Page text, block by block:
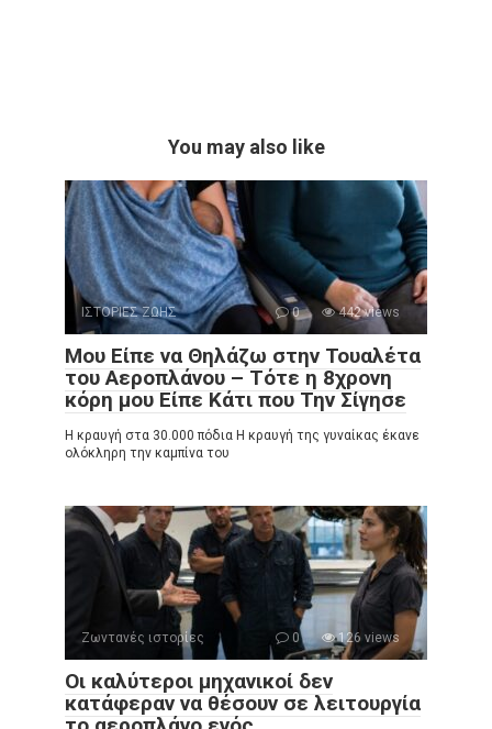
You may also like
ΙΣΤΟΡΙΕΣ ΖΩΗΣ 0 442 views
Μου Είπε να Θηλάζω στην Τουαλέτα
του Αεροπλάνου – Τότε η 8χρονη
κόρη μου Είπε Κάτι που Την Σίγησε
Η κραυγή στα 30.000 πόδια Η κραυγή της γυναίκας έκανε
ολόκληρη την καμπίνα του
Ζωντανές ιστορίες 0 126 views
Οι καλύτεροι μηχανικοί δεν
κατάφεραν να θέσουν σε λειτουργία